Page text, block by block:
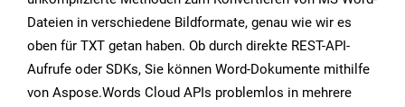
Dateien in verschiedene Bildformate, genau wie wir es
oben für TXT getan haben. Ob durch direkte REST-API-
Aufrufe oder SDKs, Sie können Word-Dokumente mithilfe
von Aspose.Words Cloud APIs problemlos in mehrere